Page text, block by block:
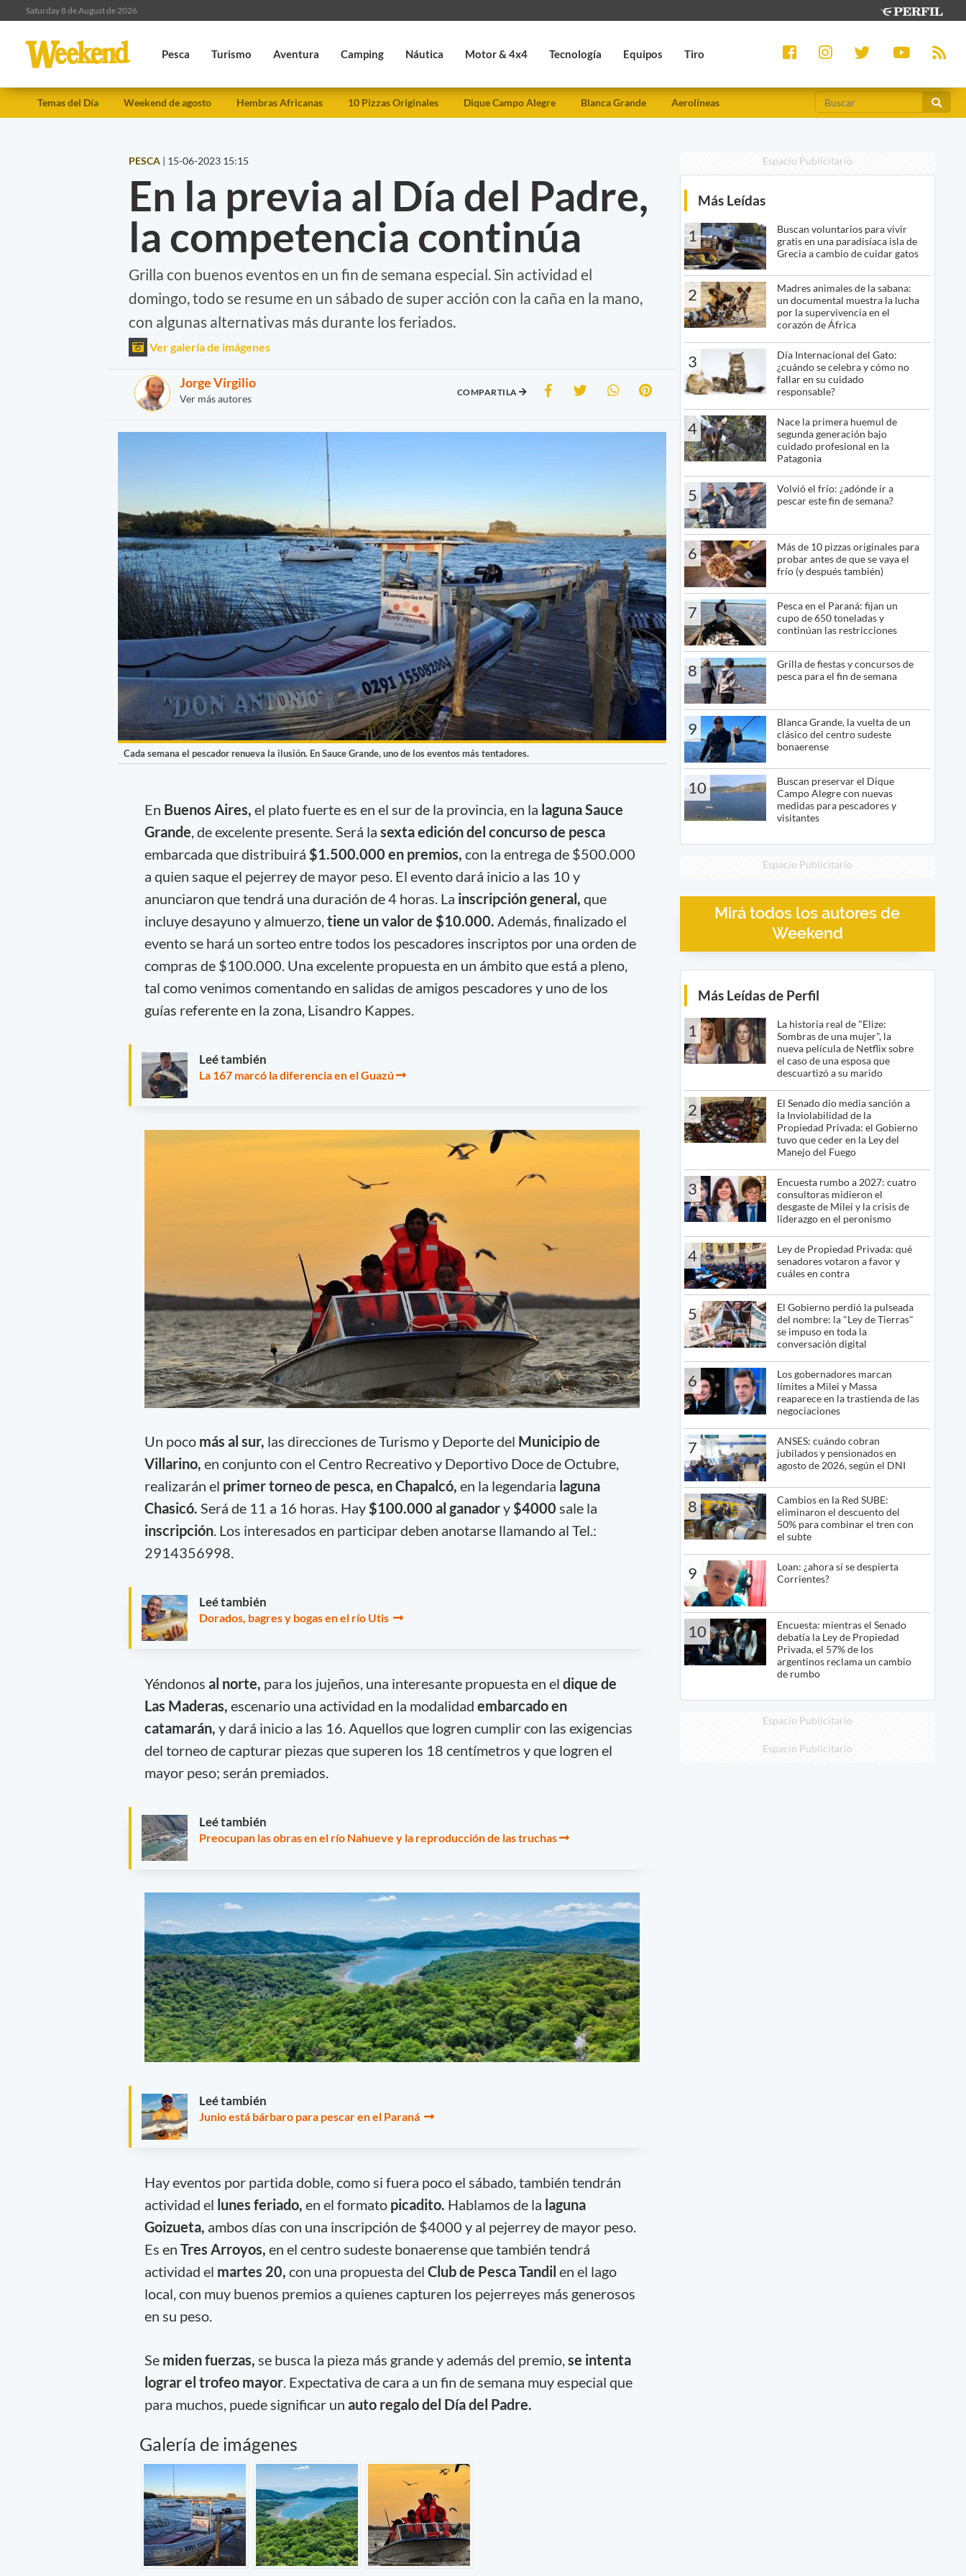
Saturday 8 de August de 2026
Pesca Turismo Aventura Camping Náutica Motor & 4x4 Tecnología Equipos Tiro
Temas del Día Weekend de agosto Hembras Africanas 10 Pizzas Originales Dique Campo Alegre Blanca Grande Aerolíneas
PESCA | 15-06-2023 15:15
En la previa al Día del Padre,
la competencia continúa
Grilla con buenos eventos en un fin de semana especial. Sin actividad el
domingo, todo se resume en un sábado de super acción con la caña en la mano,
con algunas alternativas más durante los feriados.
Ver galería de imágenes
Jorge Virgilio
Ver más autores
COMPARTILA
Cada semana el pescador renueva la ilusión. En Sauce Grande, uno de los eventos más tentadores.
En Buenos Aires, el plato fuerte es en el sur de la provincia, en la laguna Sauce
Grande , de excelente presente. Será la sexta edición del concurso de pesca
embarcada que distribuirá $1.500.000 en premios, con la entrega de $500.000
a quien saque el pejerrey de mayor peso. El evento dará inicio a las 10 y
anunciaron que tendrá una duración de 4 horas. La inscripción general, que
incluye desayuno y almuerzo, tiene un valor de $10.000. Además, finalizado el
evento se hará un sorteo entre todos los pescadores inscriptos por una orden de
compras de $100.000. Una excelente propuesta en un ámbito que está a pleno,
tal como venimos comentando en salidas de amigos pescadores y uno de los
guías referente en la zona, Lisandro Kappes.
Leé también
La 167 marcó la diferencia en el Guazú
Un pocomás al sur, las direcciones de Turismo y Deporte del Municipio de
Villarino, en conjunto con el Centro Recreativo y Deportivo Doce de Octubre,
realizarán el primer torneo de pesca, en Chapalcó, en la legendaria laguna
Chasicó. Será de 11 a 16 horas. Hay $100.000 al ganadory$4000 sale la
inscripción. Los interesados en participar deben anotarse llamando al Tel.:
2914356998.
Leé también
Dorados, bagres y bogas en el río Utis
Yéndonos al norte, para los jujeños, una interesante propuesta en el dique de
Las Maderas, escenario una actividad en la modalidad embarcado en
catamarán, y dará inicio a las 16. Aquellos que logren cumplir con las exigencias
del torneo de capturar piezas que superen los 18 centímetros y que logren el
mayor peso; serán premiados.
Leé también
Preocupan las obras en el río Nahueve y la reproducción de las truchas
Leé también
Junio está bárbaro para pescar en el Paraná
Hay eventos por partida doble, como si fuera poco el sábado, también tendrán
actividad el lunes feriado, en el formato picadito. Hablamos de la laguna
Goizueta, ambos días con una inscripción de $4000 y al pejerrey de mayor peso.
Es en Tres Arroyos, en el centro sudeste bonaerense que también tendrá
actividad el martes 20, con una propuesta del Club de Pesca Tandil en el lago
local, con muy buenos premios a quienes capturen los pejerreyes más generosos
en su peso.
Se miden fuerzas, se busca la pieza más grande y además del premio,se intenta
lograr el trofeo mayor. Expectativa de cara a un fin de semana muy especial que
para muchos, puede significar un auto regalo del Día del Padre.
Galería de imágenes
Espacio Publicitario
Más Leídas
1
Buscan voluntarios para vivir
gratis en una paradisíaca isla de
Grecia a cambio de cuidar gatos
2
Madres animales de la sabana:
un documental muestra la lucha
por la supervivencia en el
corazón de África
3
Día Internacional del Gato:
¿cuándo se celebra y cómo no
fallar en su cuidado
responsable?
4
Nace la primera huemul de
segunda generación bajo
cuidado profesional en la
Patagonia
5
Volvió el frío: ¿adónde ir a
pescar este fin de semana?
6
Más de 10 pizzas originales para
probar antes de que se vaya el
frío (y después también)
7
Pesca en el Paraná: fijan un
cupo de 650 toneladas y
continúan las restricciones
8
Grilla de fiestas y concursos de
pesca para el fin de semana
9
Blanca Grande, la vuelta de un
clásico del centro sudeste
bonaerense
10
Buscan preservar el Dique
Campo Alegre con nuevas
medidas para pescadores y
visitantes
Espacio Publicitario
Mirá todos los autores de
Weekend
Más Leídas de Perfil
1
La historia real de "Elize:
Sombras de una mujer", la
nueva película de Netflix sobre
el caso de una esposa que
descuartizó a su marido
2
El Senado dio media sanción a
la Inviolabilidad de la
Propiedad Privada: el Gobierno
tuvo que ceder en la Ley del
Manejo del Fuego
3
Encuesta rumbo a 2027: cuatro
consultoras midieron el
desgaste de Milei y la crisis de
liderazgo en el peronismo
4
Ley de Propiedad Privada: qué
senadores votaron a favor y
cuáles en contra
5
El Gobierno perdió la pulseada
del nombre: la "Ley de Tierras"
se impuso en toda la
conversación digital
6
Los gobernadores marcan
límites a Milei y Massa
reaparece en la trastienda de las
negociaciones
7
ANSES: cuándo cobran
jubilados y pensionados en
agosto de 2026, según el DNI
8
Cambios en la Red SUBE:
eliminaron el descuento del
50% para combinar el tren con
el subte
9
Loan: ¿ahora sí se despierta
Corrientes?
10
Encuesta: mientras el Senado
debatía la Ley de Propiedad
Privada, el 57% de los
argentinos reclama un cambio
de rumbo
Espacio Publicitario
Espacio Publicitario